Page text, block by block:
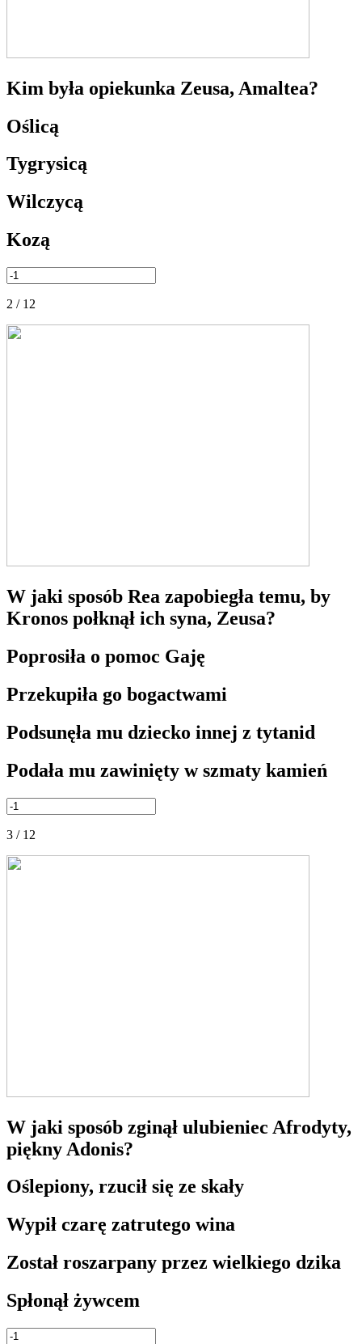
Kim była opiekunka Zeusa, Amaltea?
Oślicą
Tygrysicą
Wilczycą
Kozą
2 / 12
W jaki sposób Rea zapobiegła temu, by
Kronos połknął ich syna, Zeusa?
Poprosiła o pomoc Gaję
Przekupiła go bogactwami
Podsunęła mu dziecko innej z tytanid
Podała mu zawinięty w szmaty kamień
3 / 12
W jaki sposób zginął ulubieniec Afrodyty,
piękny Adonis?
Oślepiony, rzucił się ze skały
Wypił czarę zatrutego wina
Został roszarpany przez wielkiego dzika
Spłonął żywcem